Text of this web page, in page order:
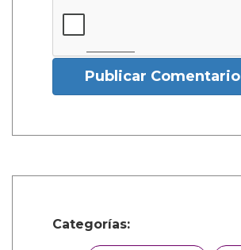
Publicar Comentario
Categorías: